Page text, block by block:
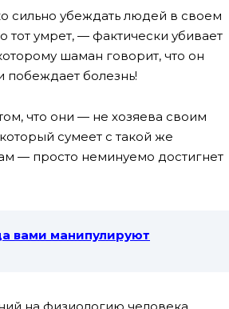
сильно убеждать людей в своем
тот умрет, — фактически убивает
шаман говорит, что он
побеждает болезнь!
что они — не хозяева своим
сумеет с такой же
— просто неминуемо достигнет
вами манипулируют